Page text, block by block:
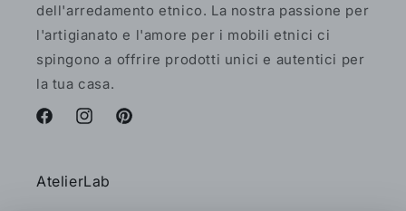
dell'arredamento etnico. La nostra passione per
l'artigianato e l'amore per i mobili etnici ci
spingono a offrire prodotti unici e autentici per
la tua casa.
FacebookInstagramPinterest
AtelierLab